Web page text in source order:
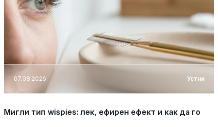
07.08.2026 Устни
Мигли тип wispies: лек, ефирен ефект и как да го